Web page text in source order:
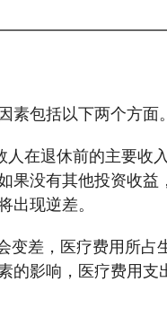
包括以下两个方面。
人在退休前的主要收
果没有其他投资收益
现逆差。
变差，医疗费用所占
的影响，医疗费用支